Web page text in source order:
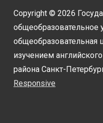
Copyright © 2026
общеобразовательное
изучением
района Санкт-
Responsive